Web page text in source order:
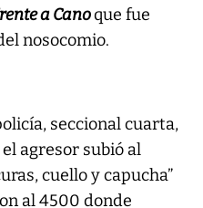
a Canoque fue
nosocomio.
seccional cuarta,
agresor subió al
cuello y capucha”
al 4500 donde